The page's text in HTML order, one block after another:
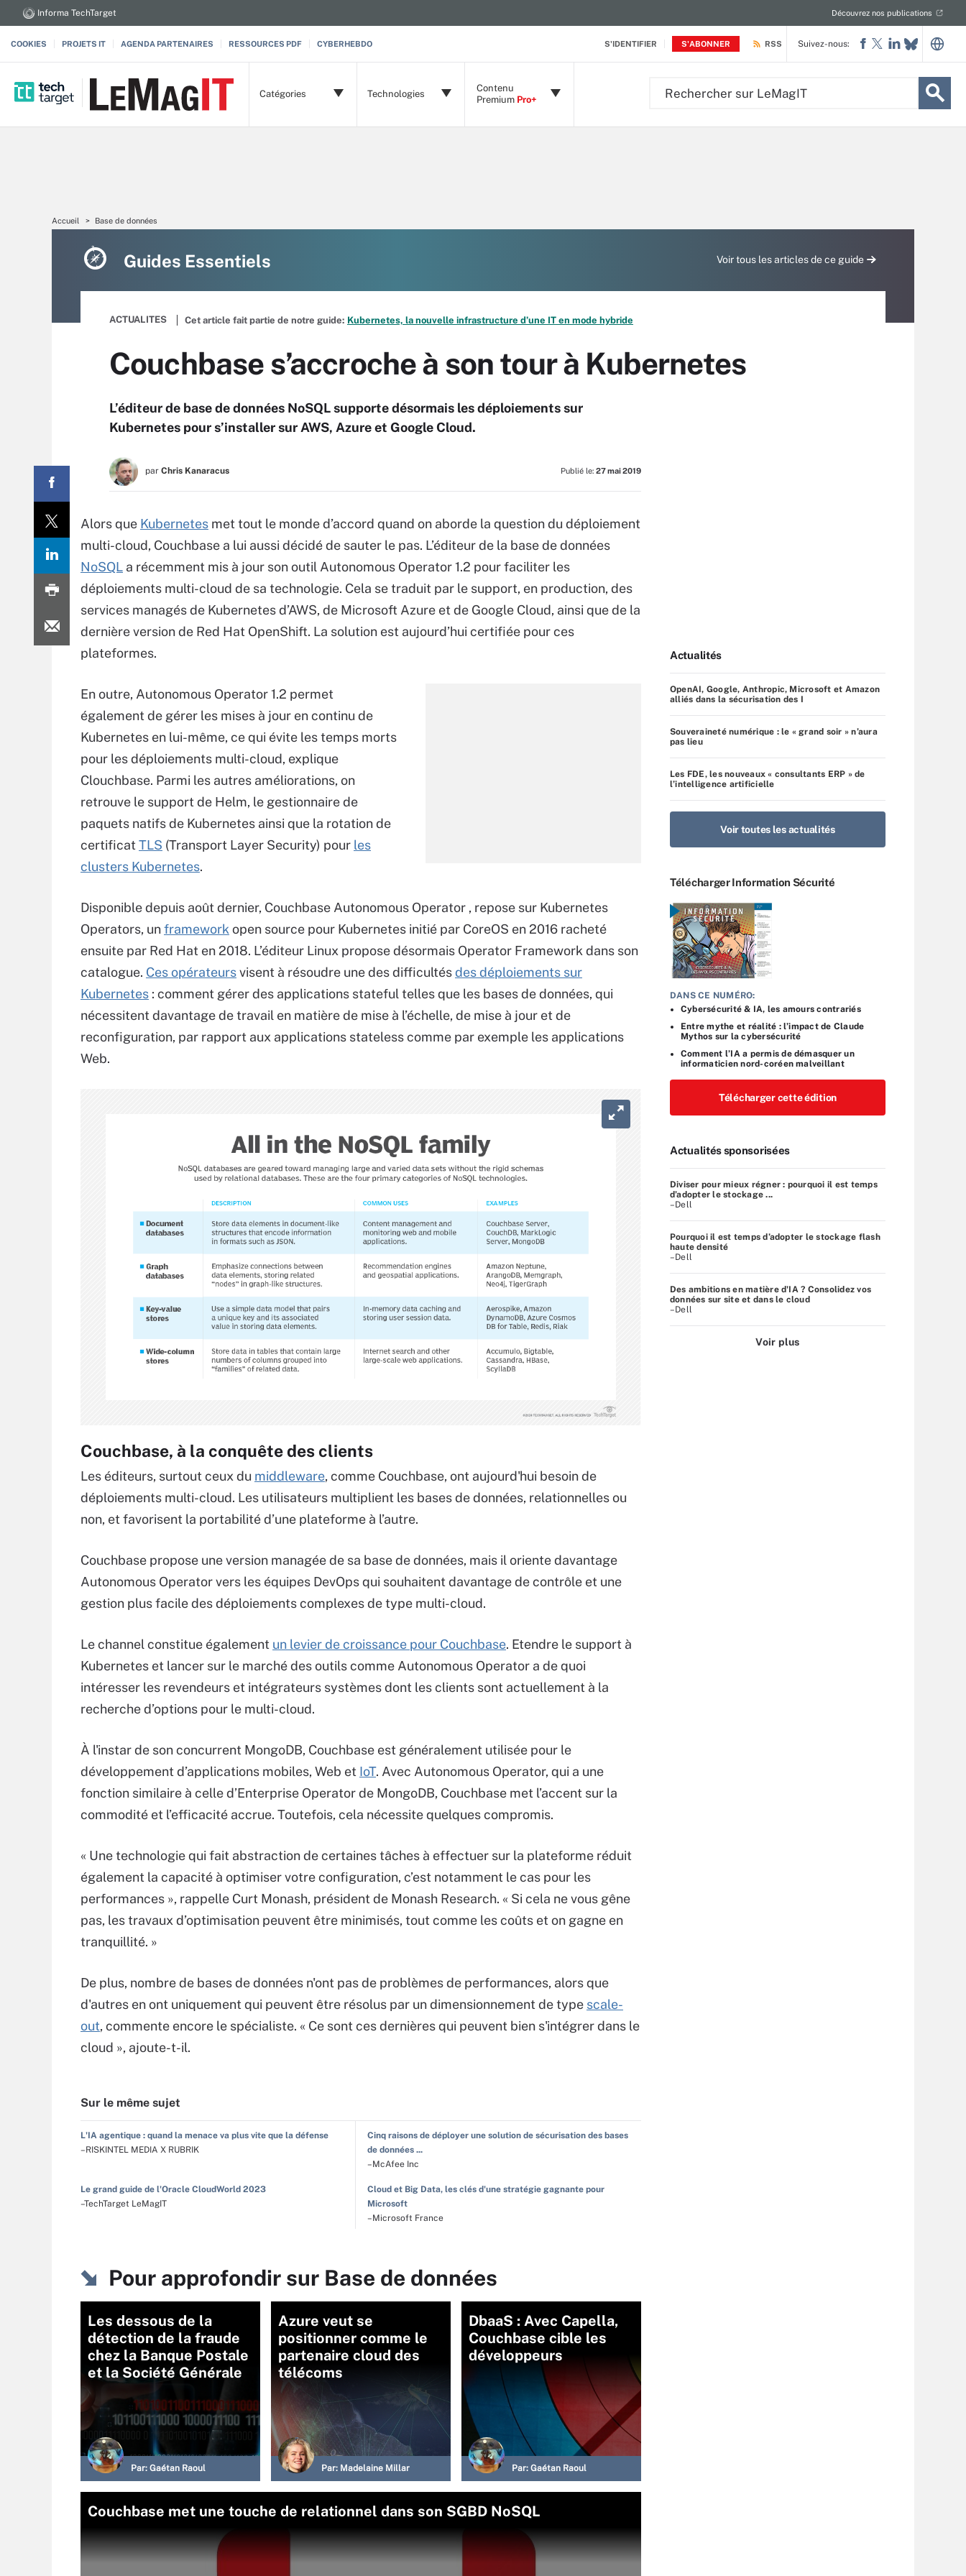
S'IDENTIFIER S'ABONNER
Informa TechTarget Découvrez nos publications
COOKIES PROJETS IT AGENDA PARTENAIRES RESSOURCES PDF CYBERHEBDO RSS
Catégories Technologies
Contenu
Premium Pro+
Suivez-nous:
Accueil Base de données
Guides Essentiels Voir tous les articles de ce guide
ACTUALITES Cet article fait partie de notre guide: Kubernetes, la nouvelle infrastructure d’une IT en mode hybride
Couchbase s’accroche à son tour à Kubernetes
L’éditeur de base de données NoSQL supporte désormais les déploiements sur
Kubernetes pour s’installer sur AWS, Azure et Google Cloud.
par Chris Kanaracus Publié le: 27 mai 2019
Alors que Kubernetes met tout le monde d’accord quand on aborde la question du déploiement
multi-cloud, Couchbase a lui aussi décidé de sauter le pas. L’éditeur de la base de données
NoSQL a récemment mis à jour son outil Autonomous Operator 1.2 pour faciliter les
déploiements multi-cloud de sa technologie. Cela se traduit par le support, en production, des
services managés de Kubernetes d’AWS, de Microsoft Azure et de Google Cloud, ainsi que de la
dernière version de Red Hat OpenShift. La solution est aujourd’hui certifiée pour ces
plateformes.
En outre, Autonomous Operator 1.2 permet
également de gérer les mises à jour en continu de
Kubernetes en lui-même, ce qui évite les temps morts
pour les déploiements multi-cloud, explique
Clouchbase. Parmi les autres améliorations, on
retrouve le support de Helm, le gestionnaire de
paquets natifs de Kubernetes ainsi que la rotation de
certificat TLS (Transport Layer Security) pour les
clusters Kubernetes.
Disponible depuis août dernier, Couchbase Autonomous Operator , repose sur Kubernetes
Operators, unframework open source pour Kubernetes initié par CoreOS en 2016 racheté
ensuite par Red Hat en 2018. L’éditeur Linux propose désormais Operator Framework dans son
catalogue. Ces opérateursvisent à résoudre une des difficultésdes déploiements sur
Kubernetes : comment gérer des applications stateful telles que les bases de données, qui
nécessitent davantage de travail en matière de mise à l’échelle, de mise à jour et de
reconfiguration, par rapport aux applications stateless comme par exemple les applications
Web.
Couchbase, à la conquête des clients
Les éditeurs, surtout ceux du middleware, comme Couchbase, ont aujourd'hui besoin de
déploiements multi-cloud. Les utilisateurs multiplient les bases de données, relationnelles ou
non, et favorisent la portabilité d’une plateforme à l’autre.
Couchbase propose une version managée de sa base de données, mais il oriente davantage
Autonomous Operator vers les équipes DevOps qui souhaitent davantage de contrôle et une
gestion plus facile des déploiements complexes de type multi-cloud.
Le channel constitue également un levier de croissance pour Couchbase. Etendre le support à
Kubernetes et lancer sur le marché des outils comme Autonomous Operator a de quoi
intéresser les revendeurs et intégrateurs systèmes dont les clients sont actuellement à la
recherche d’options pour le multi-cloud.
À l'instar de son concurrent MongoDB, Couchbase est généralement utilisée pour le
développement d’applications mobiles, Web et IoT. Avec Autonomous Operator, qui a une
fonction similaire à celle d’Enterprise Operator de MongoDB, Couchbase met l’accent sur la
commodité et l’efficacité accrue. Toutefois, cela nécessite quelques compromis.
« Une technologie qui fait abstraction de certaines tâches à effectuer sur la plateforme réduit
également la capacité à optimiser votre configuration, c’est notamment le cas pour les
performances », rappelle Curt Monash, président de Monash Research. « Si cela ne vous gêne
pas, les travaux d’optimisation peuvent être minimisés, tout comme les coûts et on gagne en
tranquillité. »
De plus, nombre de bases de données n'ont pas de problèmes de performances, alors que
d'autres en ont uniquement qui peuvent être résolus par un dimensionnement de type scale-
out, commente encore le spécialiste. « Ce sont ces dernières qui peuvent bien s'intégrer dans le
cloud », ajoute-t-il.
Sur le même sujet
L'IA agentique : quand la menace va plus vite que la défense
–RISKINTEL MEDIA X RUBRIK
Cinq raisons de déployer une solution de sécurisation des bases
de données ...
–McAfee Inc
Le grand guide de l'Oracle CloudWorld 2023
–TechTarget LeMagIT
Cloud et Big Data, les clés d'une stratégie gagnante pour
Microsoft
–Microsoft France
Pour approfondir sur Base de données
Les dessous de la
détection de la fraude
chez la Banque Postale
et la Société Générale
Par: Gaétan Raoul
Azure veut se
positionner comme le
partenaire cloud des
télécoms
Par: Madelaine Millar
DbaaS : Avec Capella,
Couchbase cible les
développeurs
Par: Gaétan Raoul
Couchbase met une touche de relationnel dans son SGBD NoSQL
Actualités
OpenAI, Google, Anthropic, Microsoft et Amazon
alliés dans la sécurisation des I
Souveraineté numérique : le « grand soir » n’aura
pas lieu
Les FDE, les nouveaux « consultants ERP » de
l’intelligence artificielle
Voir toutes les actualités
Télécharger Information Sécurité
DANS CE NUMÉRO:
Cybersécurité & IA, les amours contrariés
Entre mythe et réalité : l’impact de Claude
Mythos sur la cybersécurité
Comment l’IA a permis de démasquer un
informaticien nord-coréen malveillant
Télécharger cette édition
Actualités sponsorisées
Diviser pour mieux régner : pourquoi il est temps
d’adopter le stockage ...
–Dell
Pourquoi il est temps d’adopter le stockage flash
haute densité
–Dell
Des ambitions en matière d'IA ? Consolidez vos
données sur site et dans le cloud
–Dell
Voir plus